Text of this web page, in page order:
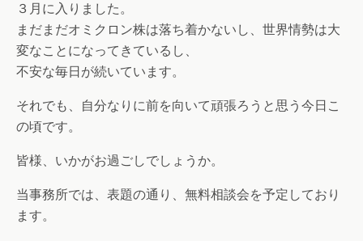
３月に入りました。
まだまだオミクロン株は落ち着かないし、世界情勢は大
変なことになってきているし、
不安な毎日が続いています。
それでも、自分なりに前を向いて頑張ろうと思う今日こ
の頃です。
皆様、いかがお過ごしでしょうか。
当事務所では、表題の通り、無料相談会を予定しており
ます。